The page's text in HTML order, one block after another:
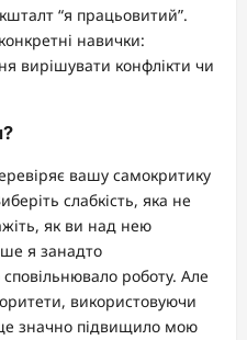
“я працьовитий”.
навички:
вирішувати конфлікти чи
вашу самокритику
слабкість, яка не
як ви над нею
я занадто
роботу. Але
використовуючи
значно підвищило мою